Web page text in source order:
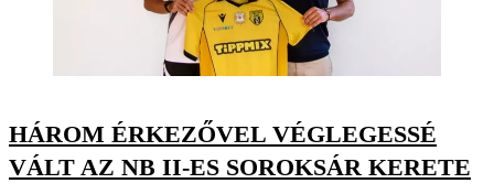
HÁROM ÉRKEZŐVEL VÉGLEGESSÉ
VÁLT AZ NB II-ES SOROKSÁR KERETE